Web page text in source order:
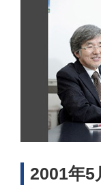
2001年5